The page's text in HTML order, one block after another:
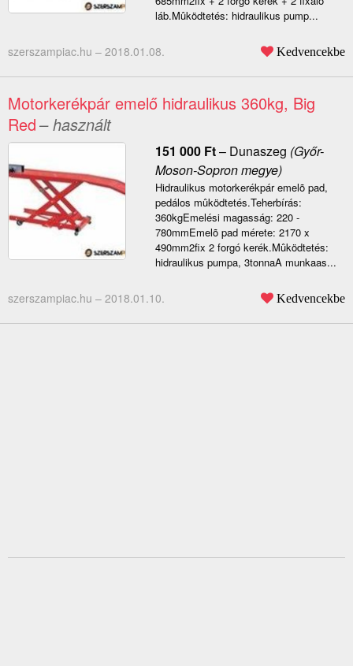
láb.Mûködtetés: hidraulikus pump...
szerszampiac.hu – 2018.01.08. Kedvencekbe
Motorkerékpár emelő hidraulikus 360kg, Big
Red– használt
151 000 Ft– Dunaszeg (Győr-
Moson-Sopron megye)
Hidraulikus motorkerékpár emelõ pad,
pedálos mûködtetés.Teherbírás:
360kgEmelési magasság: 220 -
780mmEmelõ pad mérete: 2170 x
490mm2fix 2 forgó kerék.Mûködtetés:
hidraulikus pumpa, 3tonnaA munkaas...
szerszampiac.hu – 2018.01.10. Kedvencekbe